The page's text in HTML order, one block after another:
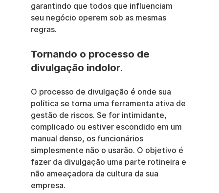
garantindo que todos que influenciam
seu negócio operem sob as mesmas
regras.
Tornando o processo de
divulgação indolor.
O processo de divulgação é onde sua
política se torna uma ferramenta ativa de
gestão de riscos. Se for intimidante,
complicado ou estiver escondido em um
manual denso, os funcionários
simplesmente não o usarão. O objetivo é
fazer da divulgação uma parte rotineira e
não ameaçadora da cultura da sua
empresa.